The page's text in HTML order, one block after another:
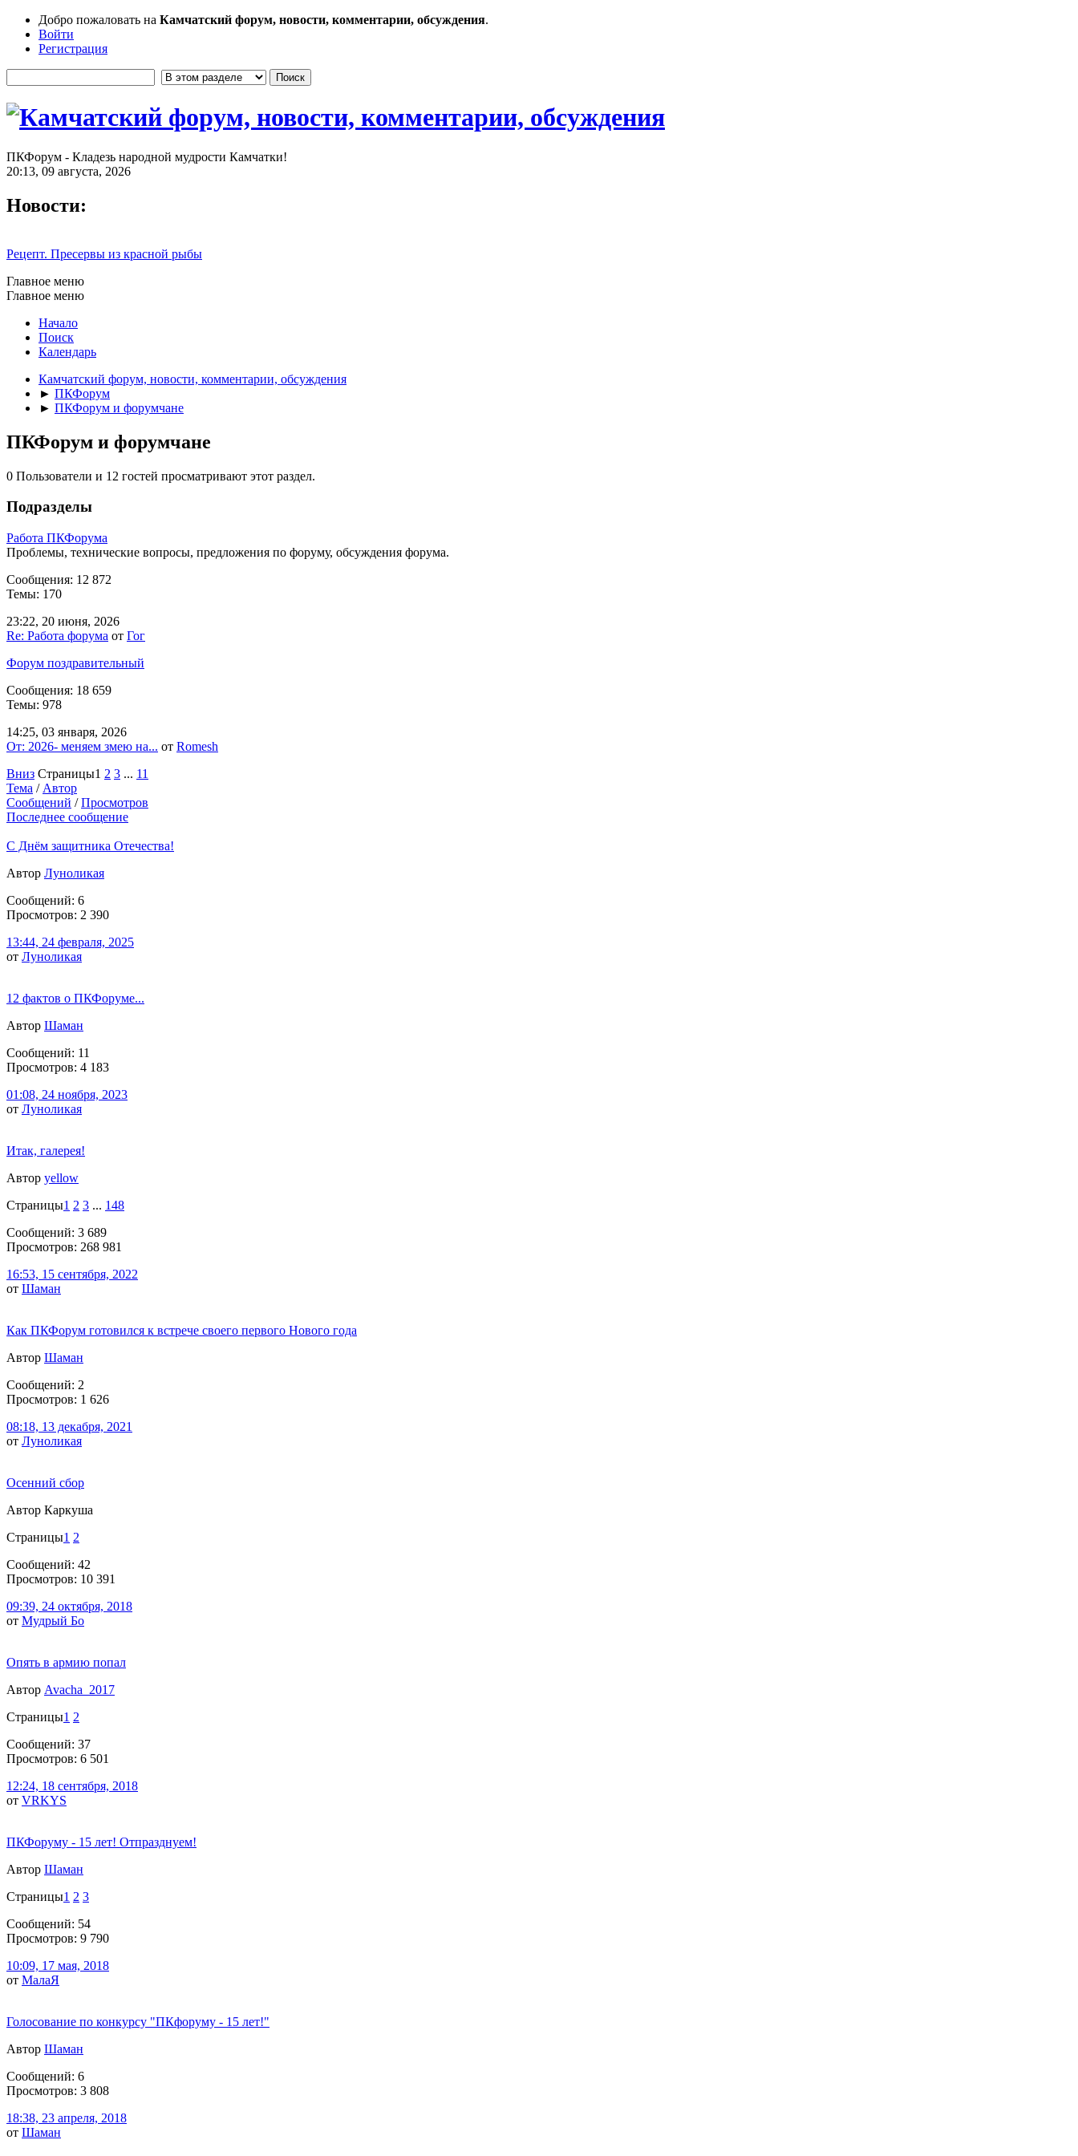
Добро пожаловать на Камчатский форум, новости, комментарии, обсуждения.
Войти
Регистрация
ПКФорум - Кладезь народной мудрости Камчатки!
20:13, 09 августа, 2026
Новости:
Рецепт. Пресервы из красной рыбы
Главное меню
Главное меню
Начало
Поиск
Календарь
Камчатский форум, новости, комментарии, обсуждения
► ПКФорум
► ПКФорум и форумчане
ПКФорум и форумчане
0 Пользователи и 12 гостей просматривают этот раздел.
Подразделы
Работа ПКФорума
Проблемы, технические вопросы, предложения по форуму, обсуждения форума.
Сообщения: 12 872
Темы: 170
23:22, 20 июня, 2026
Re: Работа форума от Гог
Форум поздравительный
Сообщения: 18 659
Темы: 978
14:25, 03 января, 2026
От: 2026- меняем змею на... от Romesh
Вниз Страницы1 2 3 ... 11
Тема / Автор
Сообщений /Просмотров
Последнее сообщение
С Днём защитника Отечества!
Автор Луноликая
Сообщений: 6
Просмотров: 2 390
13:44, 24 февраля, 2025
от Луноликая
12 фактов о ПКФоруме...
Автор Шаман
Сообщений: 11
Просмотров: 4 183
01:08, 24 ноября, 2023
от Луноликая
Итак, галерея!
Автор yellow
Страницы1 2 3 ... 148
Сообщений: 3 689
Просмотров: 268 981
16:53, 15 сентября, 2022
от Шаман
Как ПКФорум готовился к встрече своего первого Нового года
Автор Шаман
Сообщений: 2
Просмотров: 1 626
08:18, 13 декабря, 2021
от Луноликая
Осенний сбор
Автор Каркуша
Страницы1 2
Сообщений: 42
Просмотров: 10 391
09:39, 24 октября, 2018
от Мудрый Бо
Опять в армию попал
Автор Avacha_2017
Страницы1 2
Сообщений: 37
Просмотров: 6 501
12:24, 18 сентября, 2018
от VRKYS
ПКФоруму - 15 лет! Отпразднуем!
Автор Шаман
Страницы1 2 3
Сообщений: 54
Просмотров: 9 790
10:09, 17 мая, 2018
от МалаЯ
Голосование по конкурсу "ПКфоруму - 15 лет!"
Автор Шаман
Сообщений: 6
Просмотров: 3 808
18:38, 23 апреля, 2018
от Шаман